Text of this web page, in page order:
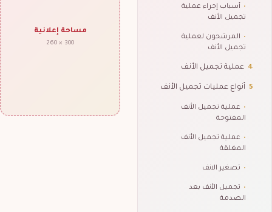
• أسباب إجراء عملية
تجميل الأنف
• المرشحون لعملية
تجميل الأنف
4 عملية تجميل الأنف
5 أنواع عمليات تجميل الأنف
• عملية تجميل الأنف
المفتوحة
• عملية تجميل الأنف
المغلقة
• تصغير الانف
• تجميل الأنف بعد
الصدمة
مساحة إعلانية
300 × 260